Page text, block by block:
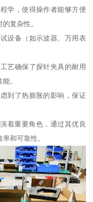
学，使得操作者能够方便
复杂性。
设备（如示波器、万用表
艺确保了探针夹具的耐用
。
到了热膨胀的影响，保证
着重要角色，通过其优良
和可靠性。